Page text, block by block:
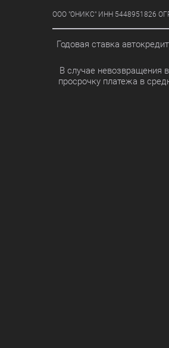
ООО "ОНИКС" ИНН 5448951826
Годовая ставка
В случае невозвращения
просрочку платежа в